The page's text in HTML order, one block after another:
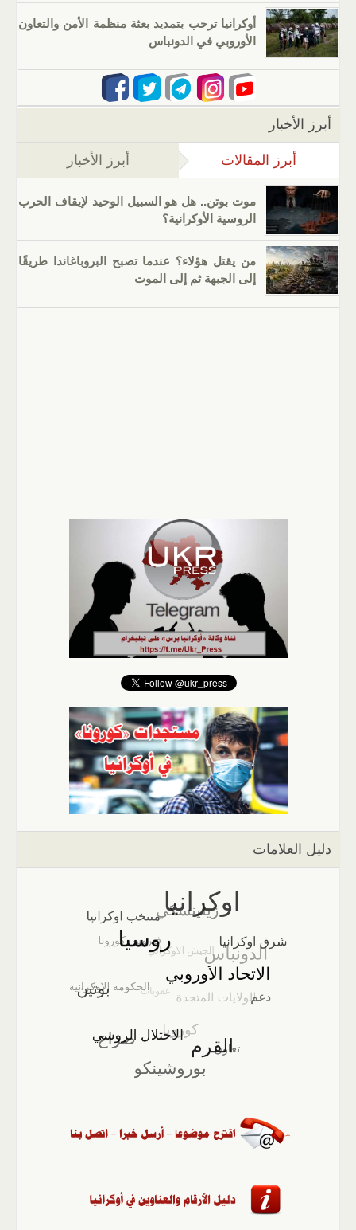
أوكرانيا ترحب بتمديد بعثة منظمة الأمن والتعاون
الأوروبي في الدونباس
أبرز الأخبار
أبرز المقالات (علامة التبويب النشطة)
أبرز الأخبار
موت بوتن.. هل هو السبيل الوحيد لإيقاف الحرب
الروسية الأوكرانية؟
من يقتل هؤلاء؟ عندما تصبح البروباغاندا طريقًا
إلى الجبهة ثم إلى الموت
دليل العلامات